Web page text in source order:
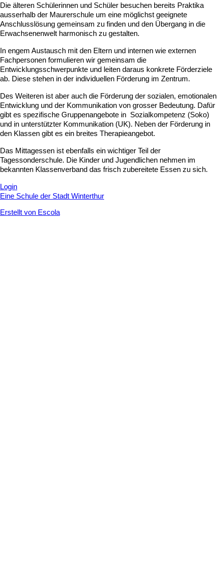
Die älteren Schülerinnen und Schüler besuchen bereits Praktika
ausserhalb der Maurerschule um eine möglichst geeignete
Anschlusslösung gemeinsam zu finden und den Übergang in die
Erwachsenenwelt harmonisch zu gestalten.
In engem Austausch mit den Eltern und internen wie externen
Fachpersonen formulieren wir gemeinsam die
Entwicklungsschwerpunkte und leiten daraus konkrete Förderziele
ab. Diese stehen in der individuellen Förderung im Zentrum.
Des Weiteren ist aber auch die Förderung der sozialen, emotionalen
Entwicklung und der Kommunikation von grosser Bedeutung. Dafür
gibt es spezifische Gruppenangebote in Sozialkompetenz (Soko)
und in unterstützter Kommunikation (UK). Neben der Förderung in
den Klassen gibt es ein breites Therapieangebot.
Das Mittagessen ist ebenfalls ein wichtiger Teil der
Tagessonderschule. Die Kinder und Jugendlichen nehmen im
bekannten Klassenverband das frisch zubereitete Essen zu sich.
Login
Eine Schule der Stadt Winterthur
Erstellt von Escola